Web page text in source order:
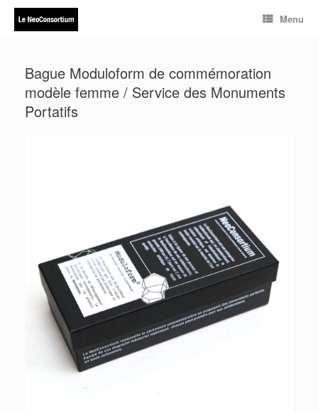
Skip
content
Menu
Bague Moduloform de commémoration
modèle femme / Service des Monuments
Portatifs